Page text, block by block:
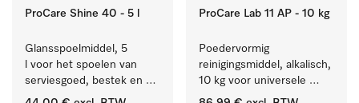
ProCare Shine 40 - 5 l
Glansspoelmiddel, 5
l voor het spoelen van
serviesgoed, bestek en
ideaal voor glazen.
ProCare Lab 11 AP - 10 kg
Poedervormig
reinigingsmiddel, alkalisch,
10 kg voor universele
machinale reiniging van